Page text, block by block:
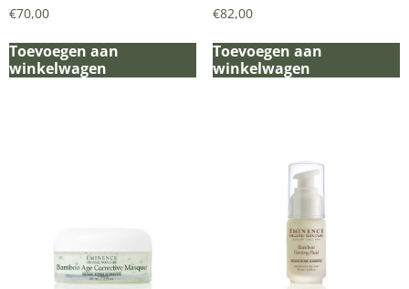
€70,00
Toevoegen aan
winkelwagen
€82,00
Toevoegen aan
winkelwagen